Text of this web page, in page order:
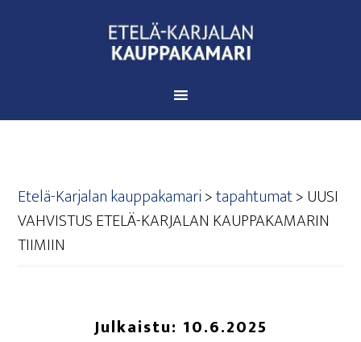
Etelä-Karjalan kauppakamari>tapahtumat>UUSI
VAH­VIS­TUS ETE­LÄ-KAR­JA­LAN KAUP­PA­KA­MA­RIN
TIIMIIN
Julkaistu: 10.6.2025